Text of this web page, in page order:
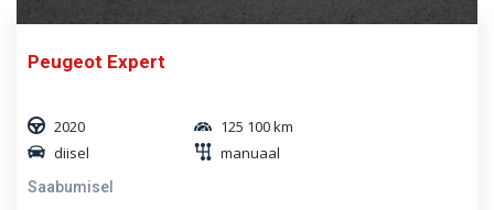
Peugeot Expert
2020
125 100 km
diisel
manuaal
Saabumisel